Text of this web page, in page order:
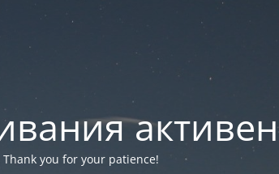
активен
you for your patience!